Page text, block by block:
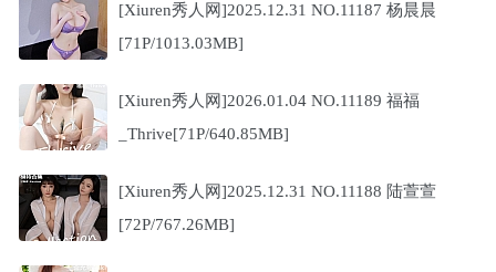
[Xiuren秀人网]2025.12.31 NO.11187 杨晨晨
[71P/1013.03MB]
[Xiuren秀人网]2026.01.04 NO.11189 福福
_Thrive[71P/640.85MB]
[Xiuren秀人网]2025.12.31 NO.11188 陆萱萱
[72P/767.26MB]